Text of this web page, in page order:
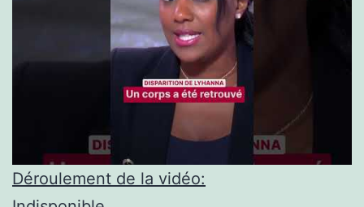
Déroulement de la vidéo: